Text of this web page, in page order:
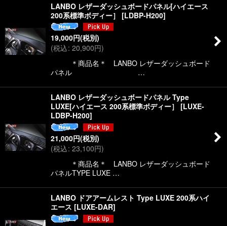
LANBO レザーダッシュボードパネル[ハイエース
200系標準ボディー］
[LDBP-H200]
19,000円(税別)
(税込: 20,900円)
＊商品名＊ LANBO レザーダッシュボード
パネル …
LANBO レザーダッシュボードパネル Type
LUXE[ハイエース 200系標準ボディー］
[LUXE-
LDBP-H200]
21,000円(税別)
(税込: 23,100円)
＊商品名＊ LANBO レザーダッシュボード
パネルTYPE LUXE …
LANBO ドアアームレスト Type LUXE 200系ハイ
エース [LUXE-DAR]